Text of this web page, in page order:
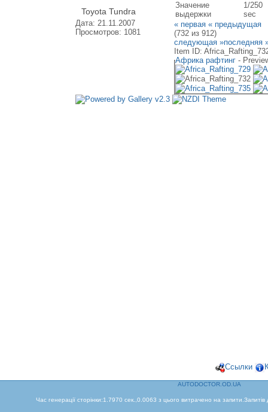
Toyota Tundra
Дата: 21.11.2007
Просмотров: 1081
Значение
выдержки
1/250
sec
« первая « предыдущая
(732 из 912)
следующая »последняя
Item ID:
Африка рафтинг -
Ссылки
AUTODOCTOR.OD.UA
Час генерації сторінки:1.7970 сек.,0.0063 з цього витрачено на